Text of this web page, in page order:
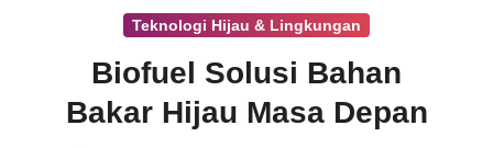
Teknologi Hijau & Lingkungan
Biofuel Solusi Bahan
Bakar Hijau Masa Depan